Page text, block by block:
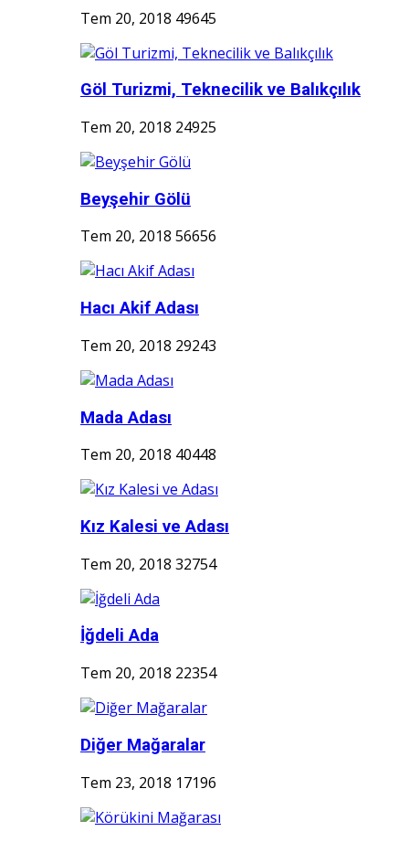
Tem 20, 2018 49645
Göl Turizmi, Teknecilik ve Balıkçılık
Tem 20, 2018 24925
Beyşehir Gölü
Tem 20, 2018 56656
Hacı Akif Adası
Tem 20, 2018 29243
Mada Adası
Tem 20, 2018 40448
Kız Kalesi ve Adası
Tem 20, 2018 32754
İğdeli Ada
Tem 20, 2018 22354
Diğer Mağaralar
Tem 23, 2018 17196